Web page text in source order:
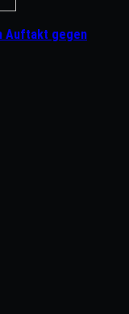
Auftakt gegen